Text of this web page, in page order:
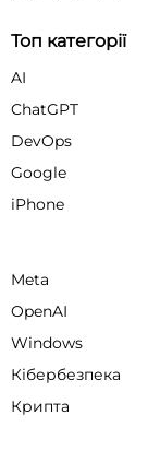
Топ категорії
AI
ChatGPT
DevOps
Google
iPhone
Meta
OpenAI
Windows
Кібербезпека
Крипта